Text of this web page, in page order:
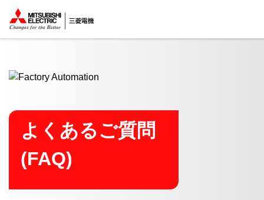
ここから本文
よくあるご質問
(FAQ)